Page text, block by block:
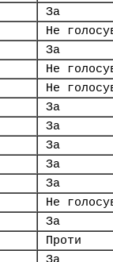
За
Не
За
Не
Не
За
За
За
За
За
Не
За
Проти